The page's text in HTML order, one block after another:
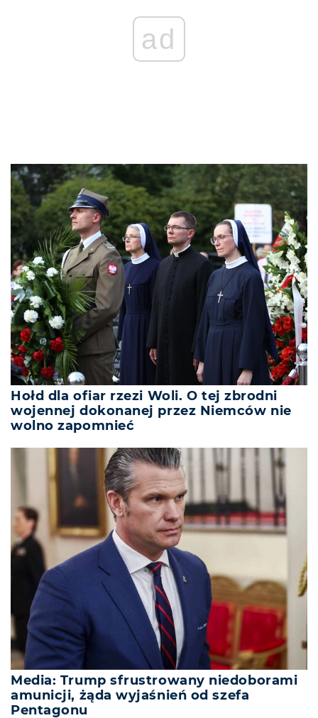
ad
Hołd dla ofiar rzezi Woli. O tej zbrodni
wojennej dokonanej przez Niemców nie
wolno zapomnieć
Media: Trump sfrustrowany niedoborami
amunicji, żąda wyjaśnień od szefa
Pentagonu